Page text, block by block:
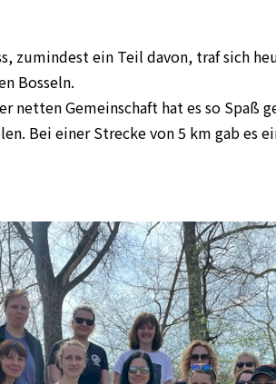
zumindest ein Teil davon, traf sich
Bosseln.
netten Gemeinschaft hat es so Spaß
Bei einer Strecke von 5 km gab es